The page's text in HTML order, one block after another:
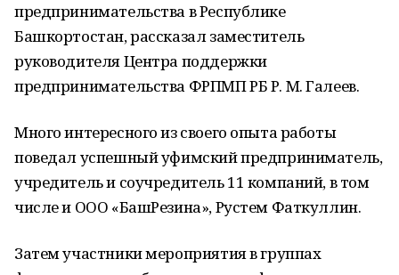
предпринимательства в Республике
Башкортостан, рассказал заместитель
руководителя Центра поддержки
предпринимательства ФРПМП РБ Р. М. Галеев.
Много интересного из своего опыта работы
поведал успешный уфимский предприниматель,
учредитель и соучредитель 11 компаний, в том
числе и ООО «БашРезина», Рустем Фаткуллин.
Затем участники мероприятия в группах